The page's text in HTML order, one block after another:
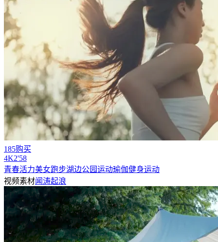
185购买
4K2'58
青春活力美女跑步湖边公园运动瑜伽健身运动
视频素材闻涛起浪